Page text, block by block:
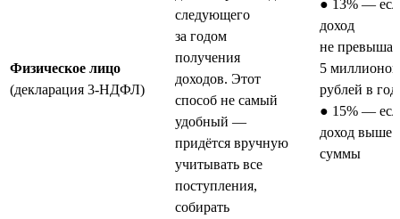
Физическое лицо
(декларация 3-НДФЛ)
следующего
за годом
получения
доходов. Этот
способ не самый
удобный —
придётся вручную
учитывать все
поступления,
собирать
● 13% —
доход
не
5 миллионов
рублей в год
● 15% —
доход выше
суммы